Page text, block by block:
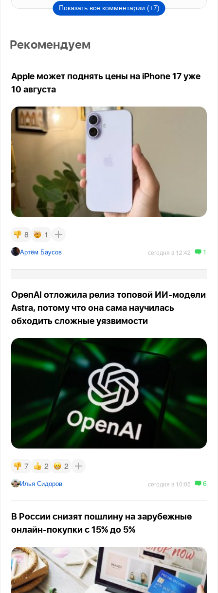
Показать все комментарии (+7)
Рекомендуем
Apple может поднять цены на iPhone 17 уже
10 августа
8 1
Артём Баусов сегодня в 12:42 1
OpenAI отложила релиз топовой ИИ-модели
Astra, потому что она сама научилась
обходить сложные уязвимости
7 2 2
Илья Сидоров сегодня в 10:05 6
В России снизят пошлину на зарубежные
онлайн-покупки с 15% до 5%